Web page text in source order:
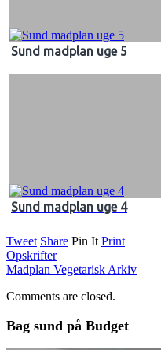
Sund madplan uge 5
Sund madplan uge 4
Tweet Share Pin It Print
Opskrifter
Madplan Vegetarisk Arkiv
Comments are closed.
Bag sund på Budget